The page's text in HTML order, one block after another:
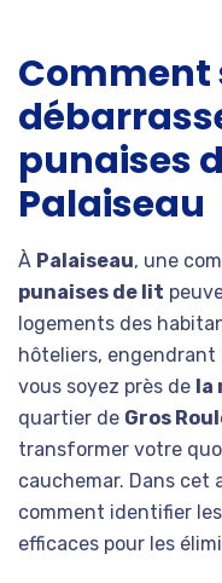
Comment
punaises
Palaiseau
À Palaiseau, une
punaises de lit
logements des
hôteliers, engendrant
vous soyez près de la
quartier de Gros
transformer votre
cauchemar. Dans cet
comment identifier les
efficaces pour les